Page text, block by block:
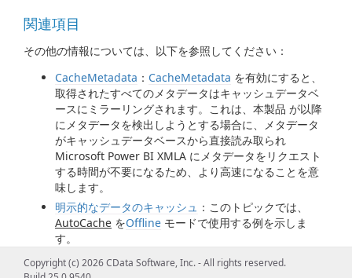
関連項目
その他の情報については、以下を参照してください：
CacheMetadata ： CacheMetadata を有効にすると、
取得されたすべてのメタデータはキャッシュデータベ
ースにミラーリングされます。これは、本製品 が以降
にメタデータを検出しようとする場合に、メタデータ
がキャッシュデータベースから直接読み取られ
Microsoft Power BI XMLA にメタデータをリクエスト
する時間が不要になるため、より高速になることを意
味します。
明示的なデータのキャッシュ ：このトピックでは、
AutoCache をOffline モードで使用する例を示しま
す。
CACHE ステートメント：CACHE ステートメントを使
用して、SELECT クエリの対象となる任意のテーブルの
Copyright (c) 2026 CData Software, Inc. - All rights reserved.